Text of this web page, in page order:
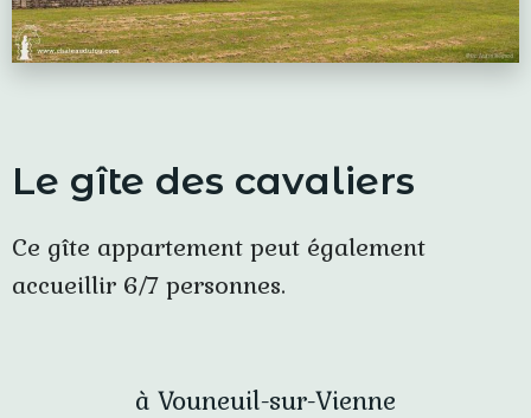
Le gîte des cavaliers
Ce gîte appartement peut également
accueillir 6/7 personnes.
à Vouneuil-sur-Vienne